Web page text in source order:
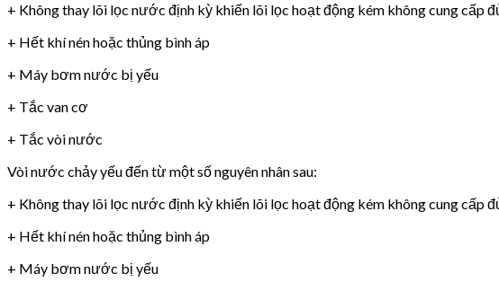
+ Không thay lõi lọc nước định kỳ khiến lõi lọc hoạt động kém không cung cấp
+ Hết khí nén hoặc thủng bình áp
+ Máy bơm nước bị yếu
+ Tắc van cơ
+ Tắc vòi nước
Vòi nước chảy yếu đến từ một số nguyên nhân sau:
+ Không thay lõi lọc nước định kỳ khiến lõi lọc hoạt động kém không cung cấp
+ Hết khí nén hoặc thủng bình áp
+ Máy bơm nước bị yếu